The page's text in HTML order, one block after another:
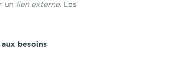
un lien externe . Les
besoins